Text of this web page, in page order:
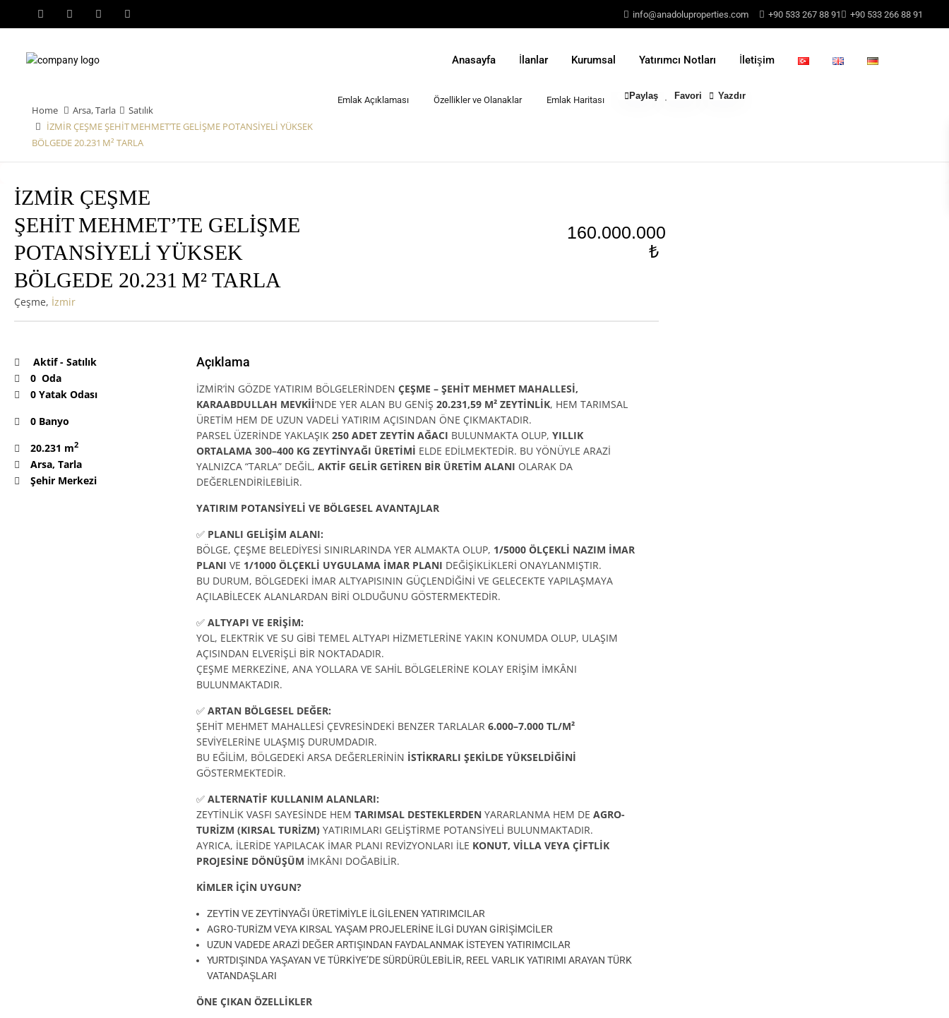
info@anadoluproperties.com +90 533 267 88 91 +90 533 266 88 91
Anasayfa İlanlar Kurumsal Yatırımcı Notları İletişim
Home Arsa,Tarla
Satılık
İZMİR ÇEŞME ŞEHİT MEHMET’TE GELİŞME POTANSİYELİ YÜKSEK
BÖLGEDE 20.231 M² TARLA
Emlak Açıklaması Özellikler ve Olanaklar Emlak Haritası Paylaş Favori Yazdır
İZMİR ÇEŞME
ŞEHİT MEHMET’TE GELİŞME
POTANSİYELİ YÜKSEK
BÖLGEDE 20.231 M² TARLA
Çeşme, İzmir
160.000.000
₺
Aktif- Satılık
0 Oda
0 Yatak Odası
0 Banyo
20.231 m2
Arsa, Tarla
Şehir Merkezi
Açıklama
İZMİR’İN GÖZDE YATIRIM BÖLGELERİNDENÇEŞME – ŞEHİT MEHMET MAHALLESİ,
KARAABDULLAH MEVKİİ‘NDE YER ALAN BU GENİŞ20.231,59 M² ZEYTİNLİK, HEM TARIMSAL
ÜRETİM HEM DE UZUN VADELİ YATIRIM AÇISINDAN ÖNE ÇIKMAKTADIR.
PARSEL ÜZERİNDE YAKLAŞIK250 ADET ZEYTİN AĞACI BULUNMAKTA OLUP,YILLIK
ORTALAMA 300–400 KG ZEYTİNYAĞI ÜRETİMİ ELDE EDİLMEKTEDİR. BU YÖNÜYLE ARAZİ
YALNIZCA “TARLA” DEĞİL,AKTİF GELİR GETİREN BİR ÜRETİM ALANI OLARAK DA
DEĞERLENDİRİLEBİLİR.
YATIRIM POTANSİYELİ VE BÖLGESEL AVANTAJLAR
✅ PLANLI GELİŞİM ALANI:
BÖLGE, ÇEŞME BELEDİYESİ SINIRLARINDA YER ALMAKTA OLUP, 1/5000 ÖLÇEKLİ NAZIM İMAR
PLANI VE 1/1000 ÖLÇEKLİ UYGULAMA İMAR PLANI DEĞİŞİKLİKLERİ ONAYLANMIŞTIR.
BU DURUM, BÖLGEDEKİ İMAR ALTYAPISININ GÜÇLENDİĞİNİ VE GELECEKTE YAPILAŞMAYA
AÇILABİLECEK ALANLARDAN BİRİ OLDUĞUNU GÖSTERMEKTEDİR.
✅ALTYAPI VE ERİŞİM:
YOL, ELEKTRİK VE SU GİBİ TEMEL ALTYAPI HİZMETLERİNE YAKIN KONUMDA OLUP, ULAŞIM
AÇISINDAN ELVERİŞLİ BİR NOKTADADIR.
ÇEŞME MERKEZİNE, ANA YOLLARA VE SAHİL BÖLGELERİNE KOLAY ERİŞİM İMKÂNI
BULUNMAKTADIR.
✅ARTAN BÖLGESEL DEĞER:
ŞEHİT MEHMET MAHALLESİ ÇEVRESİNDEKİ BENZER TARLALAR6.000–7.000 TL/M²
SEVİYELERİNE ULAŞMIŞ DURUMDADIR.
BU EĞİLİM, BÖLGEDEKİ ARSA DEĞERLERİNİN İSTİKRARLI ŞEKİLDE YÜKSELDİĞİNİ
GÖSTERMEKTEDİR.
✅ALTERNATİF KULLANIM ALANLARI:
ZEYTİNLİK VASFI SAYESİNDE HEMTARIMSAL DESTEKLERDEN YARARLANMA HEM DEAGRO-
TURİZM (KIRSAL TURİZM) YATIRIMLARI GELİŞTİRME POTANSİYELİ BULUNMAKTADIR.
AYRICA, İLERİDE YAPILACAK İMAR PLANI REVİZYONLARI İLE KONUT, VİLLA VEYA ÇİFTLİK
PROJESİNE DÖNÜŞÜM İMKÂNI DOĞABİLİR.
KİMLER İÇİN UYGUN?
ZEYTİN VE ZEYTİNYAĞI ÜRETİMİYLE İLGİLENEN YATIRIMCILAR
AGRO-TURİZM VEYA KIRSAL YAŞAM PROJELERİNE İLGİ DUYAN GİRİŞİMCİLER
UZUN VADEDE ARAZİ DEĞER ARTIŞINDAN FAYDALANMAK İSTEYEN YATIRIMCILAR
YURTDIŞINDA YAŞAYAN VE TÜRKİYE’DE SÜRDÜRÜLEBİLİR, REEL VARLIK YATIRIMI ARAYAN TÜRK
VATANDAŞLARI
ÖNE ÇIKAN ÖZELLİKLER